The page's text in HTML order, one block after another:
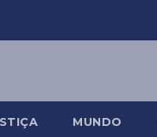
MUNDO